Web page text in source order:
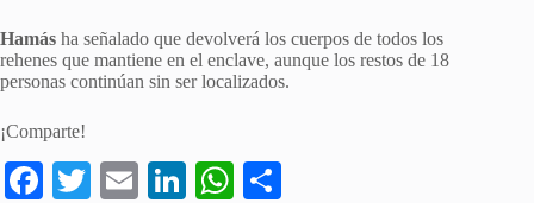
Hamás ha señalado que devolverá los cuerpos de todos los
rehenes que mantiene en el enclave, aunque los restos de 18
personas continúan sin ser localizados.
¡Comparte!
Fa T
E
Li
W